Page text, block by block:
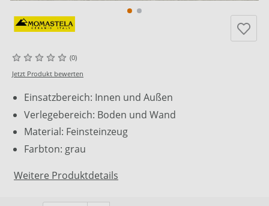
(0)
Jetzt Produkt bewerten
Einsatzbereich: Innen und Außen
Verlegebereich: Boden und Wand
Material: Feinsteinzeug
Farbton: grau
Weitere Produktdetails